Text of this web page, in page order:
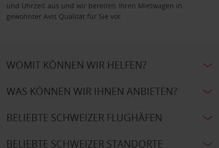
und Uhrzeit aus und wir bereiten Ihren Mietwagen in
gewohnter Avis Qualität für Sie vor.
WOMIT KÖNNEN WIR HELFEN?
WAS KÖNNEN WIR IHNEN ANBIETEN?
BELIEBTE SCHWEIZER FLUGHÄFEN
BELIEBTE SCHWEIZER STANDORTE